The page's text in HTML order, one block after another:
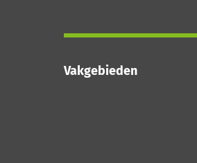
Vakgebieden